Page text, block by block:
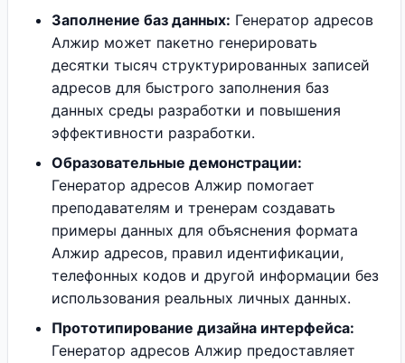
Заполнение баз данных: Генератор адресов
Алжир может пакетно генерировать
десятки тысяч структурированных записей
адресов для быстрого заполнения баз
данных среды разработки и повышения
эффективности разработки.
Образовательные демонстрации:
Генератор адресов Алжир помогает
преподавателям и тренерам создавать
примеры данных для объяснения формата
Алжир адресов, правил идентификации,
телефонных кодов и другой информации без
использования реальных личных данных.
Прототипирование дизайна интерфейса:
Генератор адресов Алжир предоставляет